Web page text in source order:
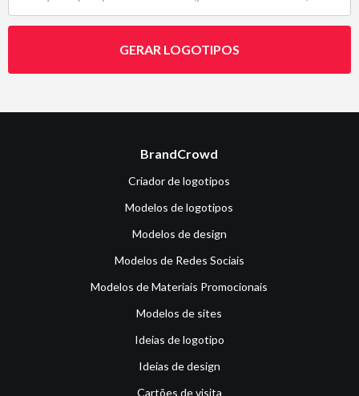
GERAR LOGOTIPOS
BrandCrowd
Criador de logotipos
Modelos de logotipos
Modelos de design
Modelos de Redes Sociais
Modelos de Materiais Promocionais
Modelos de sites
Ideias de logotipo
Ideias de design
Cartões de visita